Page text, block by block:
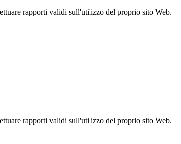
rapporti validi sull'utilizzo del proprio sito Web.
rapporti validi sull'utilizzo del proprio sito Web.